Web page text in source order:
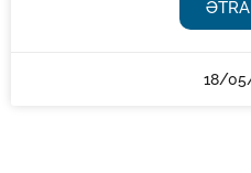
18/